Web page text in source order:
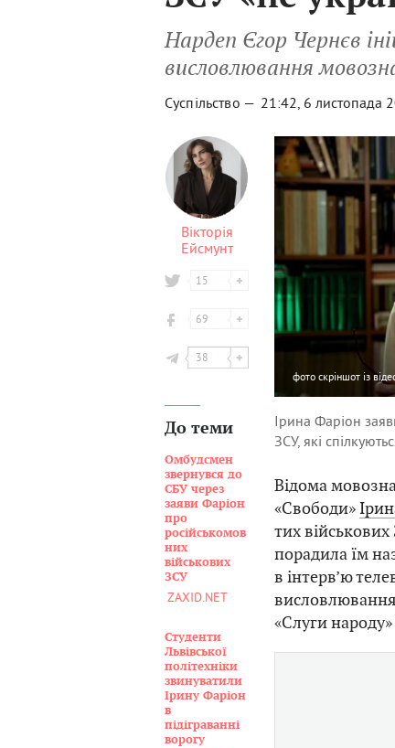
Нардеп Єгор Чернєв
висловлювання
Суспільство — 21:42, 6 листопада
Вікторія
Ейсмунт
15
69
38
До теми
Омбудсмен
звернувся до
СБУ через
заяви Фаріон
про
російськомов
них
військових
ЗСУ
ZAXID.NET
Студенти
Львівської
політехніки
звинуватили
Ірину Фаріон
в
підіграванні
ворогу
фото скріншот із
Ірина Фаріон
ЗСУ, які
Відома
«Свободи»
тих
порадила їм
в інтерв’ю
висловлювання
«Слуги народу»